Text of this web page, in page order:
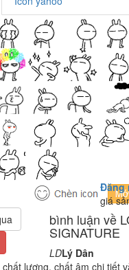
Đăng
giá
bình luận về
SIGNATURE
LDLý Dân
lượng, chất âm chi tiết